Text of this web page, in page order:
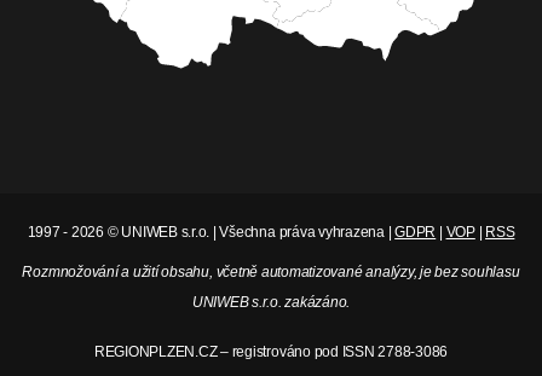
1997 - 2026 © UNIWEB s.r.o. | Všechna práva vyhrazena |GDPR | VOP| RSS
Rozmnožování a užití obsahu, včetně automatizované analýzy, je bez souhlasu
UNIWEB s.r.o. zakázáno.
REGIONPLZEN.CZ – registrováno pod ISSN 2788-3086